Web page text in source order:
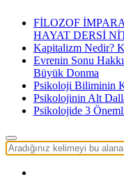
FİLOZOF
HAYAT DERSİ
Kapitalizm Nedir?
Evrenin Sonu
Büyük Donma
Psikoloji Biliminin
Psikolojinin Alt
Psikolojide 3